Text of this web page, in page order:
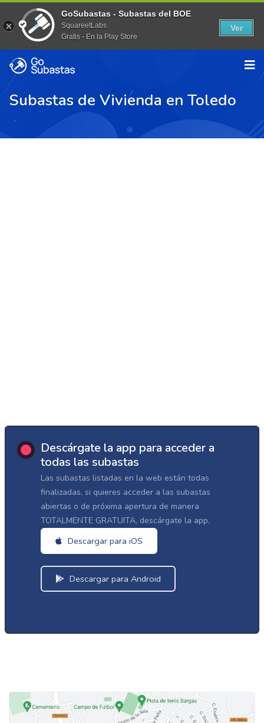
Subastas de Vivienda en Toledo
Descárgate la app para acceder a
todas las subastas
Las subastas listadas en la web están todas
finalizadas, si quieres acceder a las subastas
abiertas o de próxima apertura de manera
TOTALMENTE GRATUITA, descárgate la app.
Descargar para iOS
Descargar para Android
GoSubastas - Subastas del BOE
SquareetLabs
Gratis - En la Play Store
Ver